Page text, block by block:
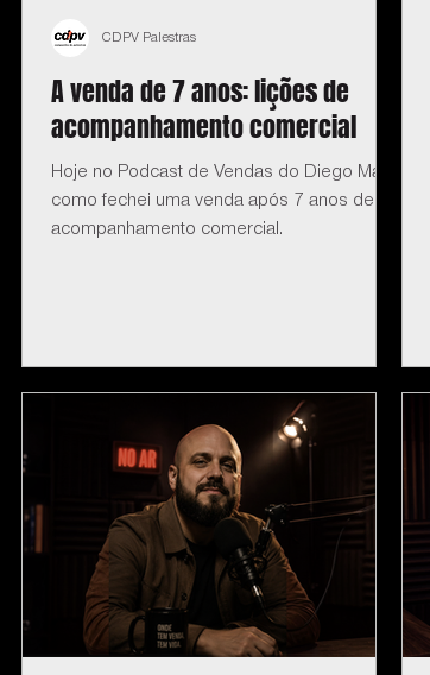
A venda de 7 anos: lições de
acompanhamento comercial
Hoje no Podcast de Vendas do Diego Maia:
como fechei uma venda após 7 anos de
acompanhamento comercial.
CDPV Palestras